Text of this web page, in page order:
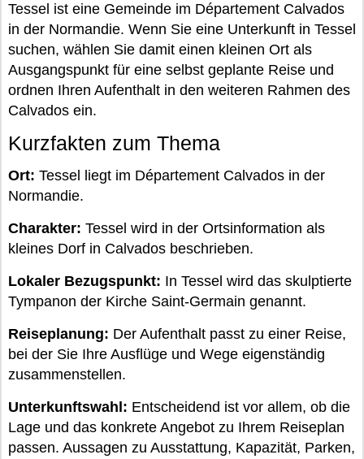
Tessel ist eine Gemeinde im Département Calvados
in der Normandie. Wenn Sie eine Unterkunft in Tessel
suchen, wählen Sie damit einen kleinen Ort als
Ausgangspunkt für eine selbst geplante Reise und
ordnen Ihren Aufenthalt in den weiteren Rahmen des
Calvados ein.
Kurzfakten zum Thema
Ort: Tessel liegt im Département Calvados in der
Normandie.
Charakter: Tessel wird in der Ortsinformation als
kleines Dorf in Calvados beschrieben.
Lokaler Bezugspunkt: In Tessel wird das skulptierte
Tympanon der Kirche Saint-Germain genannt.
Reiseplanung: Der Aufenthalt passt zu einer Reise,
bei der Sie Ihre Ausflüge und Wege eigenständig
zusammenstellen.
Unterkunftswahl: Entscheidend ist vor allem, ob die
Lage und das konkrete Angebot zu Ihrem Reiseplan
passen. Aussagen zu Ausstattung, Kapazität, Parken,